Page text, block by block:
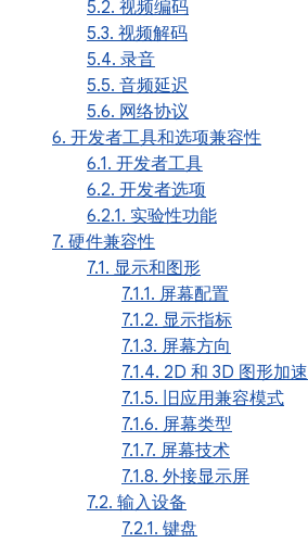
5.2. 视频编码
5.3. 视频解码
5.4. 录音
5.5. 音频延迟
5.6. 网络协议
6. 开发者工具和选项兼容性
6.1. 开发者工具
6.2. 开发者选项
6.2.1. 实验性功能
7. 硬件兼容性
7.1. 显示和图形
7.1.1. 屏幕配置
7.1.2. 显示指标
7.1.3. 屏幕方向
7.1.4. 2D 和 3D 图形加速
7.1.5. 旧应用兼容模式
7.1.6. 屏幕类型
7.1.7. 屏幕技术
7.1.8. 外接显示屏
7.2. 输入设备
7.2.1. 键盘